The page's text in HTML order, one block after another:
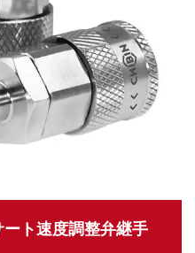
ト速度調整弁継手